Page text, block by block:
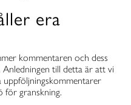
era
kommentaren och dess
till detta är att vi
uppföljningskommentarer
för granskning.